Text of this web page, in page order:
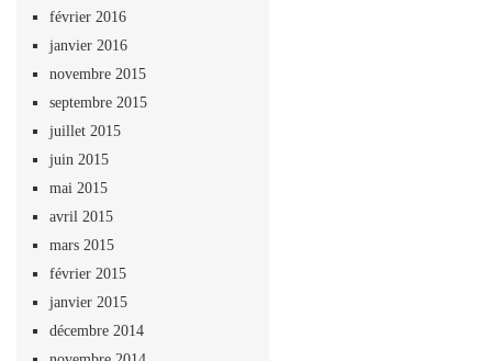
février 2016
janvier 2016
novembre 2015
septembre 2015
juillet 2015
juin 2015
mai 2015
avril 2015
mars 2015
février 2015
janvier 2015
décembre 2014